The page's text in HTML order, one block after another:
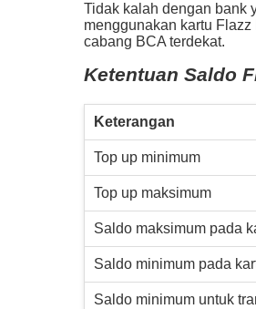
Tidak kalah dengan bank
menggunakan kartu
cabang BCA terdekat.
Ketentuan Saldo
Keterangan
Top up minimum
Top up maksimum
Saldo maksimum pada
Saldo minimum pada
Saldo minimum untuk